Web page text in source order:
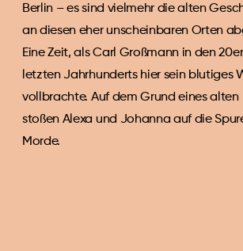
Berlin – es sind vielmehr die alten
an diesen eher unscheinbaren Orten
Eine Zeit, als Carl Großmann in den
letzten Jahrhunderts hier sein blutiges
vollbrachte. Auf dem Grund eines alten
stoßen Alexa und Johanna auf die
Morde.